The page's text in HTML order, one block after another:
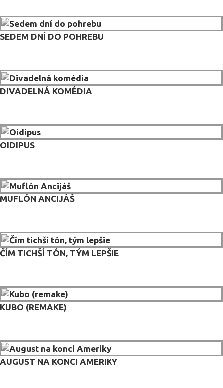
SEDEM DNÍ DO POHREBU
DIVADELNÁ KOMÉDIA
OIDIPUS
MUFLÓN ANCIJÁŠ
ČÍM TICHŠÍ TÓN, TÝM LEPŠIE
KUBO (REMAKE)
AUGUST NA KONCI AMERIKY